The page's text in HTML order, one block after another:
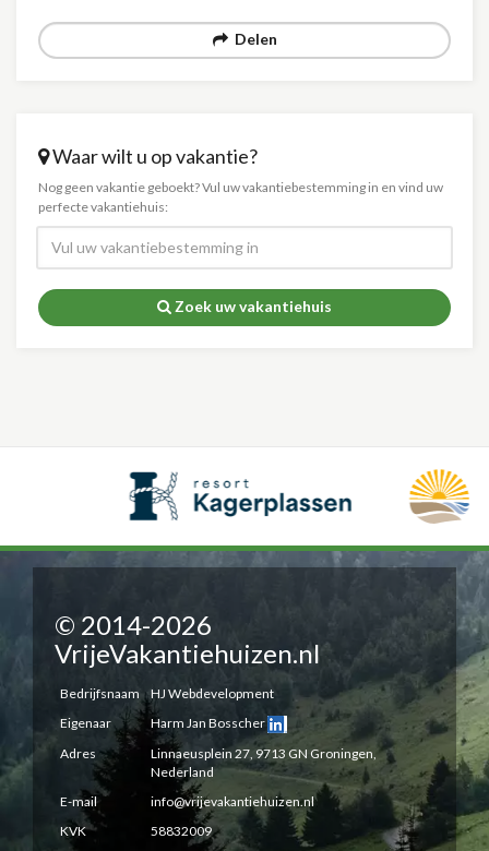
Delen
Waar wilt u op vakantie?
Nog geen vakantie geboekt? Vul uw vakantiebestemming in en vind uw
perfecte vakantiehuis:
Zoek uw vakantiehuis
© 2014-2026
VrijeVakantiehuizen.nl
Bedrijfsnaam
HJ Webdevelopment
Eigenaar
Harm Jan Bosscher
Adres
Linnaeusplein 27, 9713 GN Groningen,
Nederland
E-mail
info@vrijevakantiehuizen.nl
KVK
58832009